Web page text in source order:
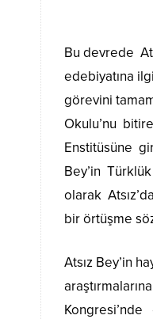
Bu devrede
edebiyatına
görevini
Okulu’nu
Enstitüsüne
Bey’in
olarak
bir örtüşme
Atsız Bey’in
Kongresi’nde